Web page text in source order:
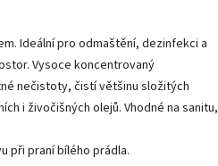
Ideální pro odmaštění, dezinfekci a
Vysoce koncentrovaný
nečistoty, čistí většinu složitých
i živočišných olejů. Vhodné na sanitu,
při praní bílého prádla.